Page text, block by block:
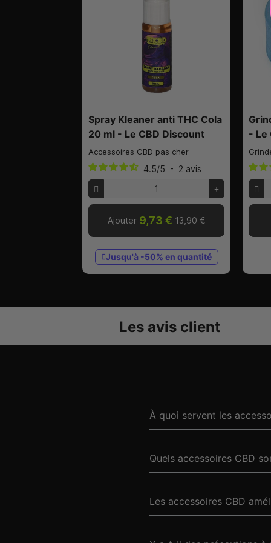
Spray Kleaner anti THC Cola
20 ml - Le CBD Discount
Accessoires CBD pas cher
4.5/5 - 2 avis
Ajouter 9,73 € 13,90 €
Jusqu'à -50% en quantité
- Le
Les avis client
À quoi servent les
Quels accessoires CBD
Les accessoires CBD